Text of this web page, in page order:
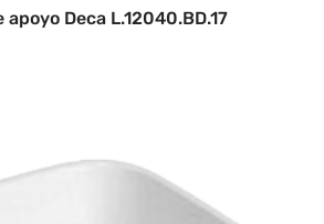
apoyo Deca L.12040.BD.17